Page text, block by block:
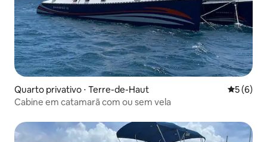
Quarto privativo ⋅ Terre-de-Haut 5 de
5 (6)
Cabine em catamarã com ou sem vela